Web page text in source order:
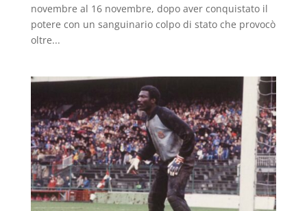
novembre al 16 novembre, dopo aver conquistato il
potere con un sanguinario colpo di stato che provocò
oltre...